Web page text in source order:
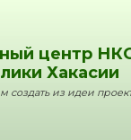
центр
Хакасии
создать из идеи